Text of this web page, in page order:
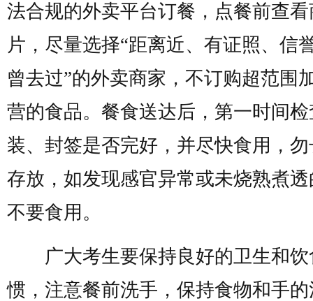
法合规的外卖平台订餐，点餐前查
片，尽量选择“距离近、有证照、信
曾去过”的外卖商家，不订购超范围
营的食品。餐食送达后，第一时间
装、封签是否完好，并尽快食用，
存放，如发现感官异常或未烧熟煮
不要食用。
广大考生要保持良好的卫生和饮
惯，注意餐前洗手，保持食物和手